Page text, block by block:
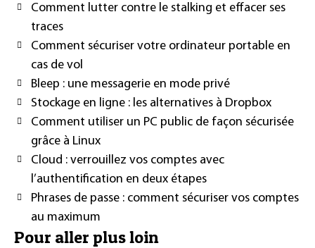
Comment lutter contre le stalking et effacer ses
traces
Comment sécuriser votre ordinateur portable en
cas de vol
Bleep : une messagerie en mode privé
Stockage en ligne : les alternatives à Dropbox
Comment utiliser un PC public de façon sécurisée
grâce à Linux
Cloud : verrouillez vos comptes avec
l’authentification en deux étapes
Phrases de passe : comment sécuriser vos comptes
au maximum
Pour aller plus loin